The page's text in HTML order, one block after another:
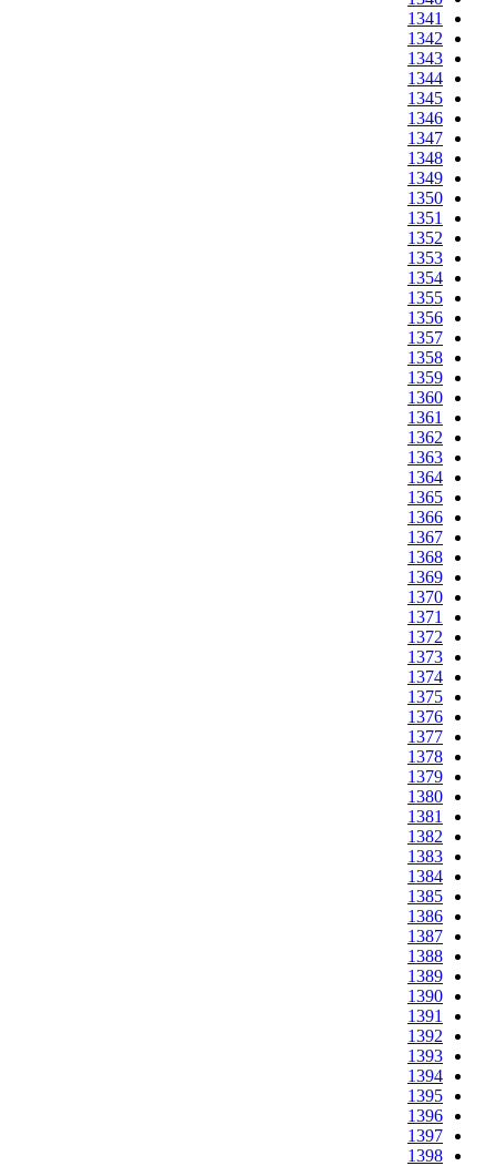
1341
1342
1343
1344
1345
1346
1347
1348
1349
1350
1351
1352
1353
1354
1355
1356
1357
1358
1359
1360
1361
1362
1363
1364
1365
1366
1367
1368
1369
1370
1371
1372
1373
1374
1375
1376
1377
1378
1379
1380
1381
1382
1383
1384
1385
1386
1387
1388
1389
1390
1391
1392
1393
1394
1395
1396
1397
1398